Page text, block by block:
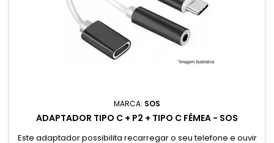
MARCA: SOS
ADAPTADOR TIPO C + P2 + TIPO C FÊMEA - SOS
Este adaptador possibilita recarregar o seu telefone e ouvir